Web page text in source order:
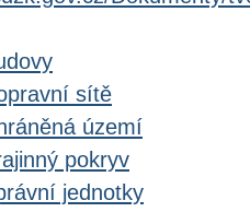
sítě
území
pokryv
jednotky